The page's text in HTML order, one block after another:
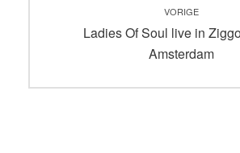
navigatie
VORIGE
Vorig
Ladies Of Soul live in
Amsterdam